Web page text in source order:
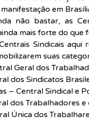
em
não bastar, as
mais forte do que
Sindicais
suas
Geral dos
dos Sindicatos
– Central Sindical e
dos Trabalhadores
Única dos